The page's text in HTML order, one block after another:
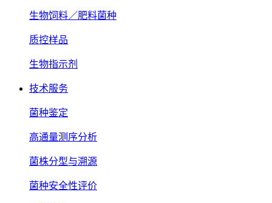
生物饲料／肥料菌种
质控样品
生物指示剂
技术服务
菌种鉴定
高通量测序分析
菌株分型与溯源
菌种安全性评价